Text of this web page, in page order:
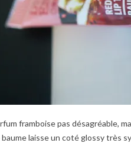
framboise pas désagréable,
laisse un coté glossy très